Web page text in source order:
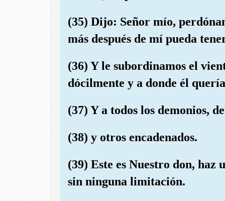
(35) Dijo: Señor mío,
más después de mí pueda
(36) Y le subordinamos el
dócilmente y a donde él
(37) Y a todos los demonios,
(38) y otros encadenados.
(39) Este es Nuestro don, haz
sin ninguna limitación.